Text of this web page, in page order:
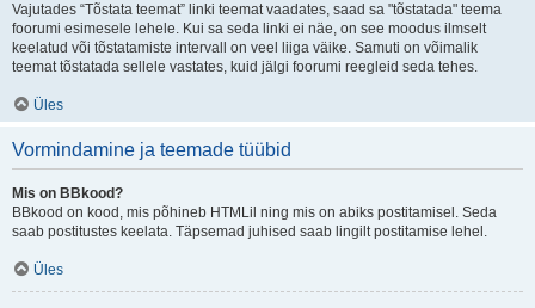
Vajutades “Tõstata teemat” linki teemat vaadates, saad sa "tõstatada" teema
foorumi esimesele lehele. Kui sa seda linki ei näe, on see moodus ilmselt
keelatud või tõstatamiste intervall on veel liiga väike. Samuti on võimalik
teemat tõstatada sellele vastates, kuid jälgi foorumi reegleid seda tehes.
Üles
Vormindamine ja teemade tüübid
Mis on BBkood?
BBkood on kood, mis põhineb HTMLil ning mis on abiks postitamisel. Seda
saab postitustes keelata. Täpsemad juhised saab lingilt postitamise lehel.
Üles